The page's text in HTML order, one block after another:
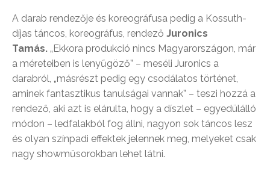
A darab rendezője és koreográfusa pedig a Kossuth-
díjas táncos, koreográfus, rendező Juronics
Tamás. „Ekkora produkció nincs Magyarországon, már
a méreteiben is lenyűgöző” – meséli Juronics a
darabról, „másrészt pedig egy csodálatos történet,
aminek fantasztikus tanulságai vannak” – teszi hozzá a
rendező, aki azt is elárulta, hogy a díszlet – egyedülálló
módon – ledfalakból fog állni, nagyon sok táncos lesz
és olyan színpadi effektek jelennek meg, melyeket csak
nagy showműsorokban lehet látni.